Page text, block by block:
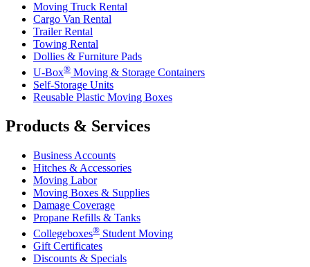
Moving Truck Rental
Cargo Van Rental
Trailer Rental
Towing Rental
Dollies & Furniture Pads
U-Box® Moving & Storage Containers
Self-Storage Units
Reusable Plastic Moving Boxes
Products & Services
Business Accounts
Hitches & Accessories
Moving Labor
Moving Boxes & Supplies
Damage Coverage
Propane Refills & Tanks
Collegeboxes® Student Moving
Gift Certificates
Discounts & Specials